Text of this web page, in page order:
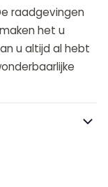
raadgevingen
het u
u altijd al hebt